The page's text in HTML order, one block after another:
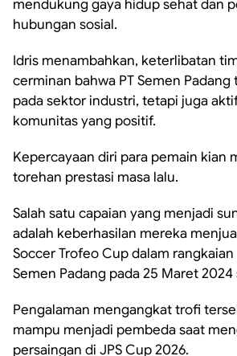
mendukung gaya hidup sehat dan
hubungan sosial.
Idris menambahkan, keterlibatan
cerminan bahwa PT Semen
pada sektor industri, tetapi juga
komunitas yang positif.
Kepercayaan diri para pemain kian
torehan prestasi masa lalu.
Salah satu capaian yang menjadi
adalah keberhasilan mereka
Soccer Trofeo Cup dalam rangkaian
Semen Padang pada 25 Maret 2024
Pengalaman mengangkat trofi
mampu menjadi pembeda saat
persaingan di JPS Cup 2026.